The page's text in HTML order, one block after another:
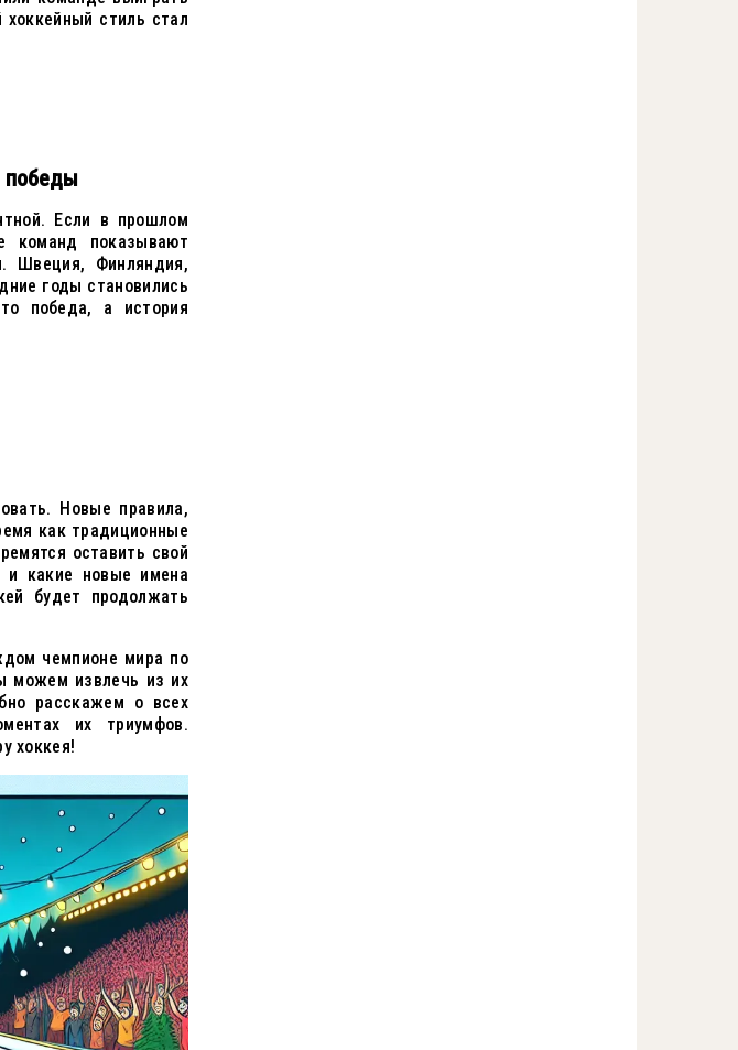
стиль стал
победы
Если в прошлом
команд показывают
Швеция, Финляндия,
годы становились
победа, а история
Новые правила,
как традиционные
оставить свой
и какие новые имена
будет продолжать
чемпионе мира по
можем извлечь из их
расскажем о всех
их триумфов.
хоккея!